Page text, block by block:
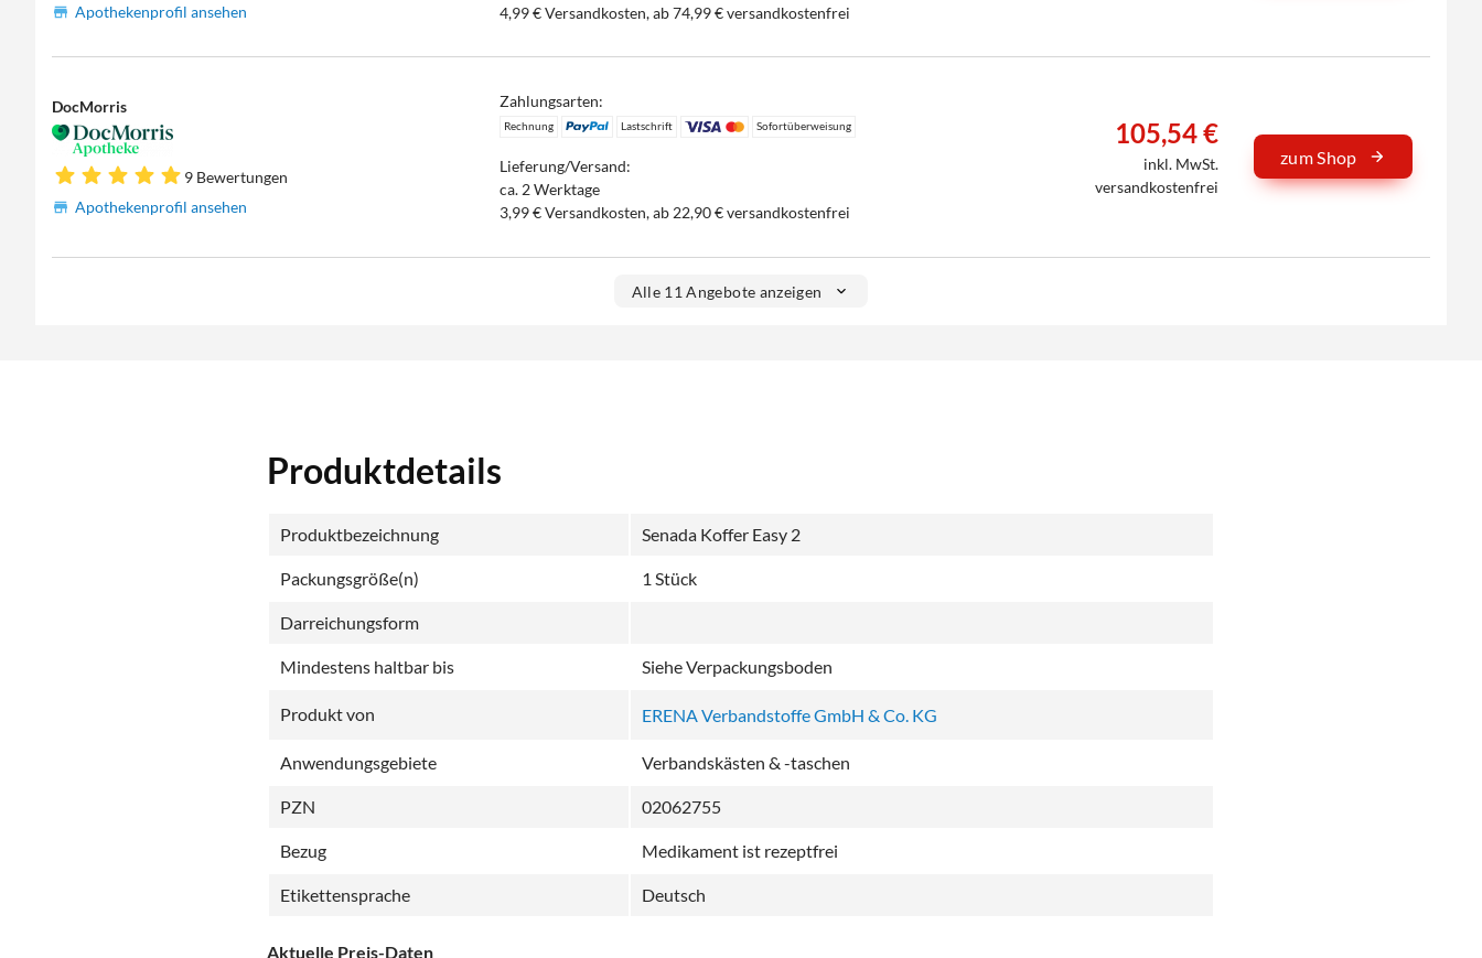
Apothekenprofil ansehen
4,99 € Versandkosten, ab 74,99 € versandkostenfrei
DocMorris
9 Bewertungen
Apothekenprofil ansehen
Zahlungsarten:
Rechnung Lastschrift Sofortüberweisung
Lieferung/Versand:
ca. 2 Werktage
3,99 € Versandkosten, ab 22,90 € versandkostenfrei
105,54 €
inkl. MwSt.
versandkostenfrei
zum Shop
Alle 11 Angebote anzeigen
Produktdetails
Produktbezeichnung Senada Koffer Easy 2
Packungsgröße(n) 1 Stück
Darreichungsform
Mindestens haltbar bis Siehe Verpackungsboden
Produkt von ERENA Verbandstoffe GmbH & Co. KG
Anwendungsgebiete Verbandskästen & -taschen
PZN 02062755
Bezug Medikament ist rezeptfrei
Etikettensprache Deutsch
Aktuelle Preis-Daten